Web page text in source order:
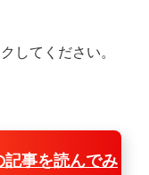
してください。
記事を読んでみ